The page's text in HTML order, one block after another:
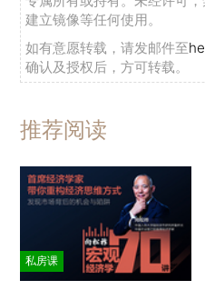
建立镜像等任何使用。
如有意愿转载，请发邮件至
确认及授权后，方可转载。
推荐阅读
私房课